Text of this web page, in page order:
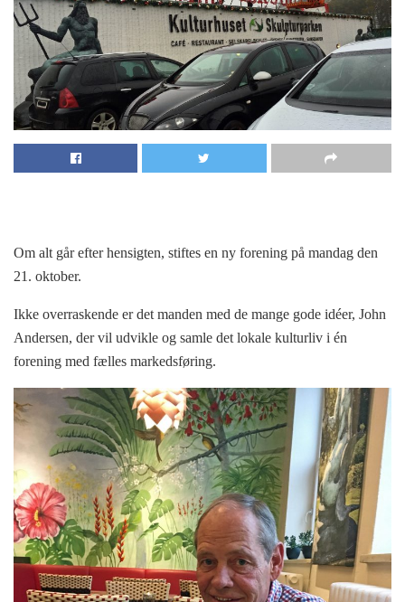
Om alt går efter hensigten, stiftes en ny forening på mandag den
21. oktober.
Ikke overraskende er det manden med de mange gode idéer, John
Andersen, der vil udvikle og samle det lokale kulturliv i én
forening med fælles markedsføring.